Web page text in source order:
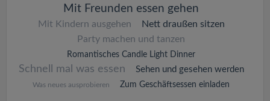
Mit Freunden essen gehen
Mit Kindern ausgehen
Nett draußen sitzen
Party machen und tanzen
Romantisches Candle Light Dinner
Schnell mal was essen Sehen und gesehen werden
Was neues ausprobieren Zum Geschäftsessen einladen